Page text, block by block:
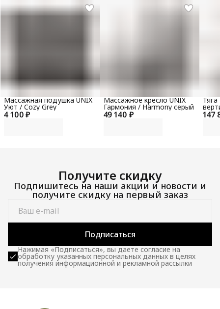
4 100 ₽
Массажная подушка UNIX
Уют / Cozy Grey
49 140 ₽
Массажное кресло UNIX
Гармония / Harmony серый
147
100
Получите скидку
Подпишитесь на наши акции и новости и
получите скидку на первый заказ
Подписаться
Нажимая «Подписаться», вы даете согласие на
обработку указанных персональных данных в целях
получения информационной и рекламной рассылки